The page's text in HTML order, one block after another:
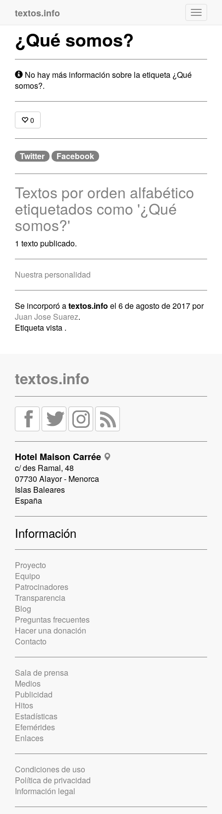
textos.info
¿Qué somos?
No hay más información sobre la etiqueta ¿Qué
somos?.
0
Twitter Facebook
Textos por orden alfabético
etiquetados como '¿Qué
somos?'
1 texto publicado.
Nuestra personalidad
Se incorporó atextos.info el 6 de agosto de 2017 por
Juan Jose Suarez.
Etiqueta vista .
textos.info
Hotel Maison Carrée
c/ des Ramal, 48
07730 Alayor - Menorca
Islas Baleares
España
Información
Proyecto
Equipo
Patrocinadores
Transparencia
Blog
Preguntas frecuentes
Hacer una donación
Contacto
Sala de prensa
Medios
Publicidad
Hitos
Estadísticas
Efemérides
Enlaces
Condiciones de uso
Política de privacidad
Información legal